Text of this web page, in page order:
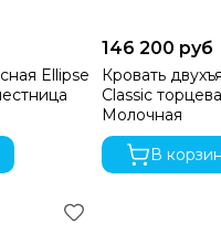
Ellipse
146 200 руб
Кровать
Classic
Молочная
В